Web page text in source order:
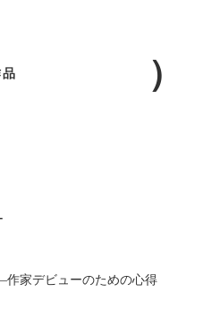
家デビューのための心得